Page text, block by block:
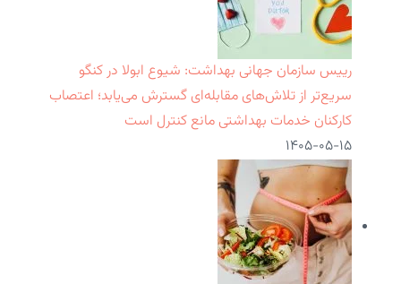
رییس سازمان جهانی بهداشت: شیوع ابولا در کنگو
سریع‌تر از تلاش‌های مقابله‌ای گسترش می‌یابد؛ اعتصاب
کارکنان خدمات بهداشتی مانع کنترل است
۱۴۰۵-۰۵-۱۵